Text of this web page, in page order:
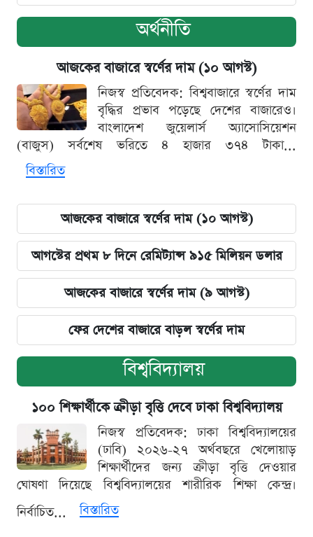
অর্থনীতি
আজকের বাজারে স্বর্ণের দাম (১০ আগস্ট)
নিজস্ব প্রতিবেদক: বিশ্ববাজারে স্বর্ণের দাম
বৃদ্ধির প্রভাব পড়েছে দেশের বাজারেও।
বাংলাদেশ জুয়েলার্স অ্যাসোসিয়েশন
(বাজুস) সর্বশেষ ভরিতে ৪ হাজার ৩৭৪ টাকা...
বিস্তারিত
আজকের বাজারে স্বর্ণের দাম (১০ আগস্ট)
আগস্টের প্রথম ৮ দিনে রেমিট্যান্স ৯১৫ মিলিয়ন ডলার
আজকের বাজারে স্বর্ণের দাম (৯ আগস্ট)
ফের দেশের বাজারে বাড়ল স্বর্ণের দাম
বিশ্ববিদ্যালয়
১০০ শিক্ষার্থীকে ক্রীড়া বৃত্তি দেবে ঢাকা বিশ্ববিদ্যালয়
নিজস্ব প্রতিবেদক: ঢাকা বিশ্ববিদ্যালয়ের
(ঢাবি) ২০২৬-২৭ অর্থবছরে খেলোয়াড়
শিক্ষার্থীদের জন্য ক্রীড়া বৃত্তি দেওয়ার
ঘোষণা দিয়েছে বিশ্ববিদ্যালয়ের শারীরিক শিক্ষা কেন্দ্র।
নির্বাচিত...
বিস্তারিত